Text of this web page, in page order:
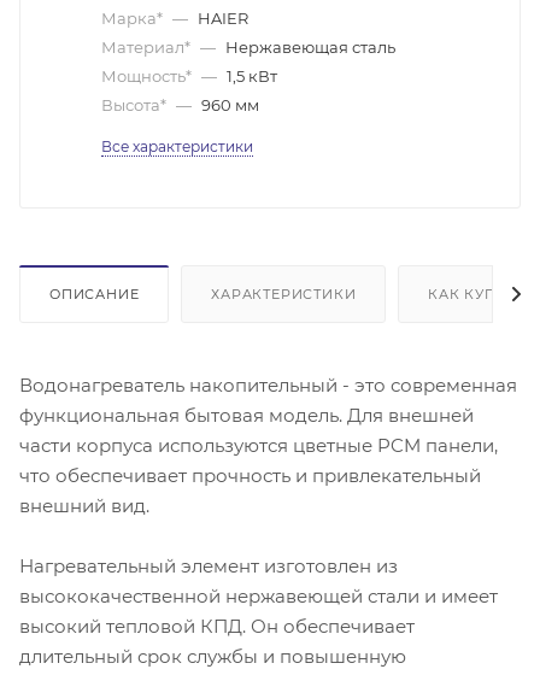
Марка* — HAIER
Материал* — Нержавеющая сталь
Мощность* — 1,5 кВт
Высота* — 960 мм
Все характеристики
ОПИСАНИЕ ХАРАКТЕРИСТИКИ КАК КУПИТЬ
Водонагреватель накопительный - это современная
функциональная бытовая модель. Для внешней
части корпуса используются цветные PCM панели,
что обеспечивает прочность и привлекательный
внешний вид.
Нагревательный элемент изготовлен из
высококачественной нержавеющей стали и имеет
высокий тепловой КПД. Он обеспечивает
длительный срок службы и повышенную